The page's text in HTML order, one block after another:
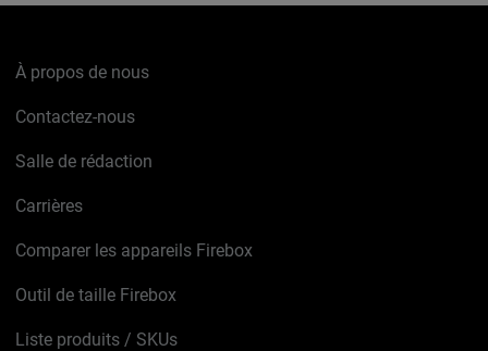
À propos de nous
Contactez-nous
Salle de rédaction
Carrières
Comparer les appareils Firebox
Outil de taille Firebox
Liste produits / SKUs